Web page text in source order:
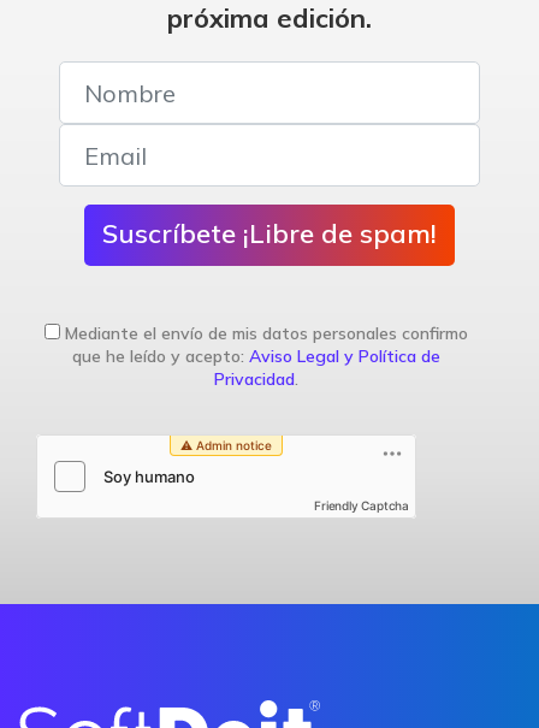
próxima edición.
Suscríbete ¡Libre de spam!
Mediante el envío de mis datos personales confirmo
que he leído y acepto: Aviso Legal y Política de
Privacidad.
Friendly Captcha